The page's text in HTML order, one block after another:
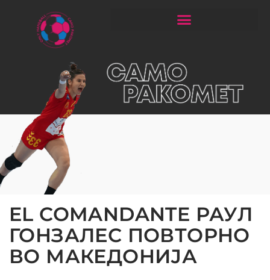
EL COMANDANTE РАУЛ
ГОНЗАЛЕС ПОВТОРНО
ВО МАКЕДОНИЈА